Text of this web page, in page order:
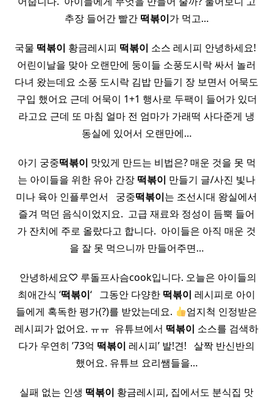
추장 들어간 빨간 떡볶이가 먹고…
국물 떡볶이 황금레시피 떡볶이 소스 레시피 안녕하세요! ​
어린이날을 맞아 오랜만에 둥이들 소풍도시락 싸서 놀러
다녀 왔는데요 소풍 도시락 김밥 만들기 장 보면서 어묵도
구입 했어요 근데 어묵이 1+1 행사로 두팩이 들어가 있더
라고요 근데 또 마침 얼마 전 엄마가 가래떡 사다준게 냉
동실에 있어서 오랜만에…
아기 궁중떡볶이 맛있게 만드는 비법은? 매운 것을 못 먹
는 아이들을 위한 유아 간장 떡볶이 만들기 글/사진 빛나
미나 육아 인플루언서 ​ ​ 궁중떡볶이는 조선시대 왕실에서
즐겨 먹던 음식이었지요. ​ 고급 재료와 정성이 듬뿍 들어
가 잔치에 주로 올랐다고 합니다. ​ 아이들은 아직 매운 것
을 잘 못 먹으니까 만들어주면…
​ 안녕하세요♡ 루돌프사슴cook입니다. 오늘은 아이들의
최애간식 ‘떡볶이‘ ​ ​ 그동안 다양한 떡볶이 레시피로 아이
들에게 혹독한 평가(?)를 받았는데요.
엄지척 인정받은
레시피가 없어요. ㅠㅠ ​ 유튜브에서 떡볶이 소스를 검색하
다가 우연히 ’73억 떡볶이 레시피’ 발!견! ​ ​ 살짝 반신반의
했어요. 유튜브 요리쌤들을…
실패 없는 인생 떡볶이 황금레시피, 집에서도 분식집 맛